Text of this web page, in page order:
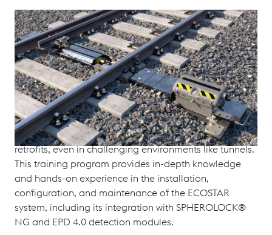
MASTERING THE NEXT GENERATION OF
ELECTRO-HYDRAULIC SWITCH TECHNOLOGY
The ECOSTAR is a compact, electro-hydraulic point
machine with an external locking system, designed for
use across all standard interlocking systems and
turnout types—including movable point frogs. With its
modular design, slim profile, and robust construction,
ECOSTAR is ideal for both new installations and
retrofits, even in challenging environments like tunnels.
This training program provides in-depth knowledge
and hands-on experience in the installation,
configuration, and maintenance of the ECOSTAR
system, including its integration with SPHEROLOCK®
NG and EPD 4.0 detection modules.